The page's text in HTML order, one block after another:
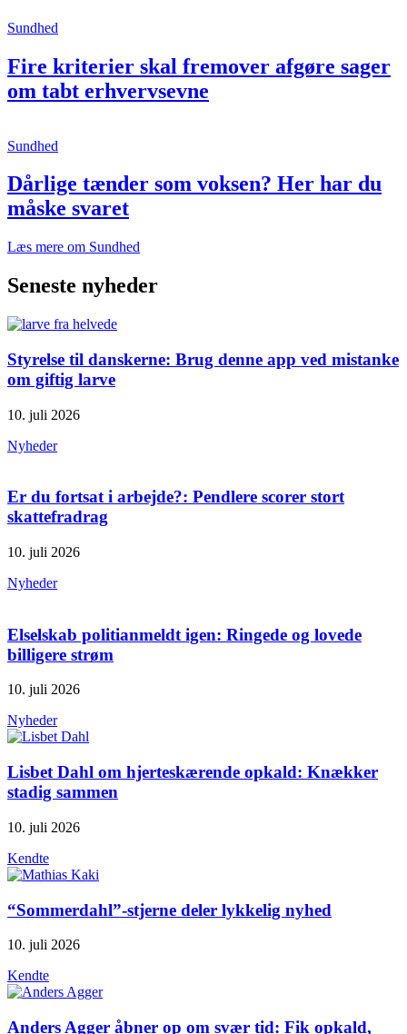
Sundhed
Fire kriterier skal fremover afgøre sager
om tabt erhvervsevne
Sundhed
Dårlige tænder som voksen? Her har du
måske svaret
Læs mere om Sundhed
Seneste nyheder
Styrelse til danskerne: Brug denne app ved mistanke
om giftig larve
10. juli 2026
Nyheder
Er du fortsat i arbejde?: Pendlere scorer stort
skattefradrag
10. juli 2026
Nyheder
Elselskab politianmeldt igen: Ringede og lovede
billigere strøm
10. juli 2026
Nyheder
Lisbet Dahl om hjerteskærende opkald: Knækker
stadig sammen
10. juli 2026
Kendte
“Sommerdahl”-stjerne deler lykkelig nyhed
10. juli 2026
Kendte
Anders Agger åbner op om svær tid: Fik opkald,